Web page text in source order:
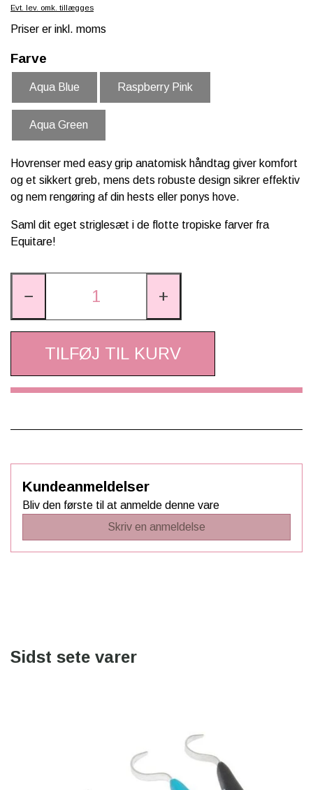
TASKER & PUNGE
SJOVE HESTE TING
Evt. lev. omk. tillægges
Priser er inkl. moms
Farve
Aqua Blue Raspberry Pink
Aqua Green
Hovrenser med easy grip anatomisk håndtag giver komfort
og et sikkert greb, mens dets robuste design sikrer effektiv
og nem rengøring af din hests eller ponys hove.
Saml dit eget striglesæt i de flotte tropiske farver fra
Equitare!
− +
TILFØJ TIL KURV
Kundeanmeldelser
Bliv den første til at anmelde denne vare
Skriv en anmeldelse
Sidst sete varer